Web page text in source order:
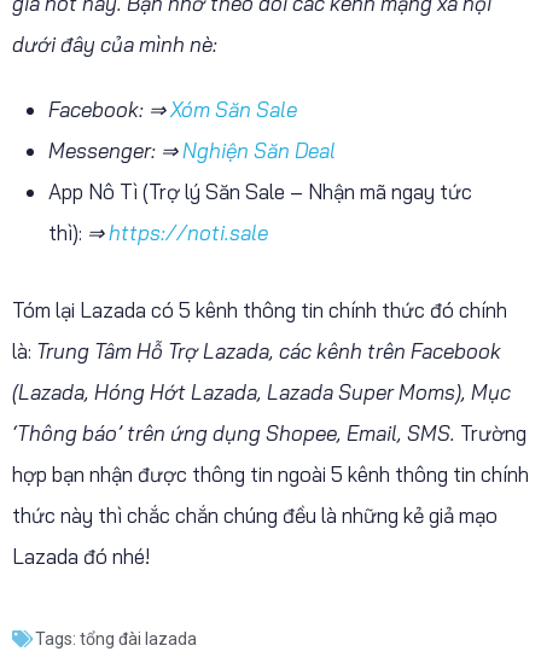
dưới đây của mình nè:
Facebook: ⇒Xóm Săn Sale
Messenger: ⇒Nghiện Săn Deal
App Nô Tì (Trợ lý Săn Sale – Nhận mã ngay tức
thì): ⇒https://noti.sale
Tóm lại Lazada có 5 kênh thông tin chính thức đó chính
là: Trung Tâm Hỗ Trợ Lazada, các kênh trên Facebook
(Lazada, Hóng Hớt Lazada, Lazada Super Moms), Mục
‘Thông báo’ trên ứng dụng Shopee, Email, SMS. Trường
hợp bạn nhận được thông tin ngoài 5 kênh thông tin chính
thức này thì chắc chắn chúng đều là những kẻ giả mạo
Lazada đó nhé!
Tags: tổng đài lazada